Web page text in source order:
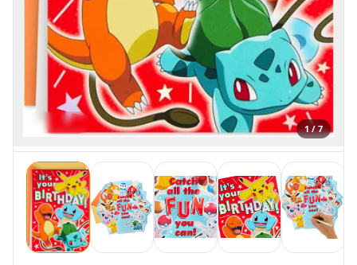
1 / 7